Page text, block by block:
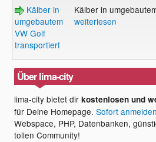
Kälber in
umgebautem
VW Golf
transportiert
Kälber in
weiterlesen
Über lima-city
lima-city bietet dirkostenlosen und
für Deine Homepage.Sofort anmelden
Webspace, PHP, Datenbanken,
tollen Community!